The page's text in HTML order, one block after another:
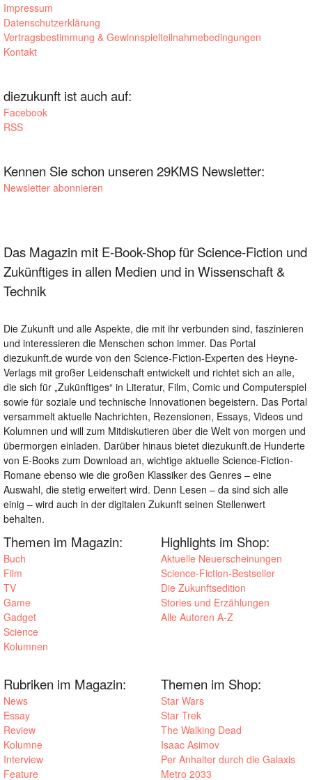
Impressum
Datenschutzerklärung
Vertragsbestimmung & Gewinnspielteilnahmebedingungen
Kontakt
diezukunft ist auch auf:
Facebook
RSS
Kennen Sie schon unseren 29KMS Newsletter:
Newsletter abonnieren
Das Magazin mit E-Book-Shop für Science-Fiction und
Zukünftiges in allen Medien und in Wissenschaft &
Technik
Die Zukunft und alle Aspekte, die mit ihr verbunden sind, faszinieren
und interessieren die Menschen schon immer. Das Portal
diezukunft.de wurde von den Science-Fiction-Experten des Heyne-
Verlags mit großer Leidenschaft entwickelt und richtet sich an alle,
die sich für „Zukünftiges“ in Literatur, Film, Comic und Computerspiel
sowie für soziale und technische Innovationen begeistern. Das Portal
versammelt aktuelle Nachrichten, Rezensionen, Essays, Videos und
Kolumnen und will zum Mitdiskutieren über die Welt von morgen und
übermorgen einladen. Darüber hinaus bietet diezukunft.de Hunderte
von E-Books zum Download an, wichtige aktuelle Science-Fiction-
Romane ebenso wie die großen Klassiker des Genres – eine
Auswahl, die stetig erweitert wird. Denn Lesen – da sind sich alle
einig – wird auch in der digitalen Zukunft seinen Stellenwert
behalten.
Themen im Magazin:
Buch
Film
TV
Game
Gadget
Science
Kolumnen
Highlights im Shop:
Aktuelle Neuerscheinungen
Science-Fiction-Bestseller
Die Zukunftsedition
Stories und Erzählungen
Alle Autoren A-Z
Rubriken im Magazin:
News
Essay
Review
Kolumne
Interview
Feature
Themen im Shop:
Star Wars
Star Trek
The Walking Dead
Isaac Asimov
Per Anhalter durch die Galaxis
Metro 2033